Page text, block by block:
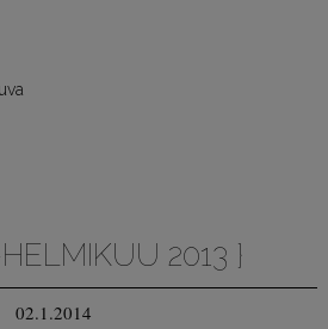
2013 }
02.1.2014